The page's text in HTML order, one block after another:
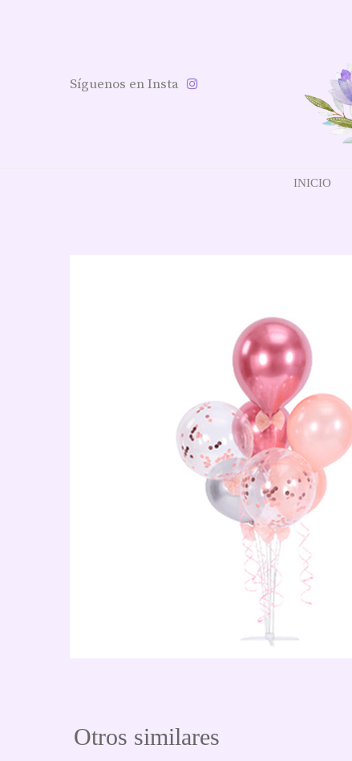
Síguenos en Insta
INICIO
Otros similares